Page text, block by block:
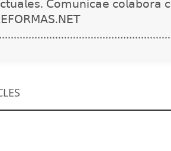
𝖢𝗈𝗆𝗎𝗇𝗂𝖼𝖺𝖾